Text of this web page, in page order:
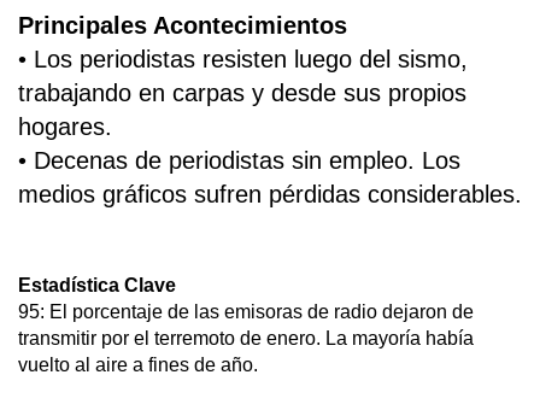
Principales Acontecimientos
• Los periodistas resisten luego del sismo,
trabajando en carpas y desde sus propios
hogares.
• Decenas de periodistas sin empleo. Los
medios gráficos sufren pérdidas considerables.
Estadística Clave
95: El porcentaje de las emisoras de radio dejaron de
transmitir por el terremoto de enero. La mayoría había
vuelto al aire a fines de año.